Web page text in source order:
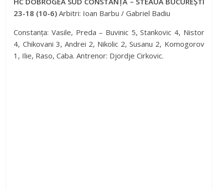
23-18 (10-6) Arbitri: Ioan Barbu / Gabriel Badiu
Constanța: Vasile, Preda – Buvinic 5, Stankovic 4, Nistor
4, Chikovani 3, Andrei 2, Nikolic 2, Susanu 2, Komogorov
1, Ilie, Raso, Caba. Antrenor: Djordje Cirkovic.